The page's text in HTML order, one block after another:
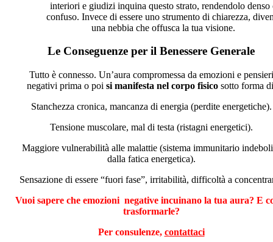
interiori e giudizi inquina questo strato, rendendolo denso
confuso. Invece di essere uno strumento di chiarezza,
una nebbia che offusca la tua visione.
Le Conseguenze per il Benessere Generale
Tutto è connesso. Un’aura compromessa da emozioni e pensieri
negativi prima o poi si manifesta nel corpo fisicosotto forma
Stanchezza cronica, mancanza di energia (perdite energetiche).
Tensione muscolare, mal di testa (ristagni energetici).
Maggiore vulnerabilità alle malattie (sistema immunitario
dalla fatica energetica).
Sensazione di essere “fuori fase”, irritabilità, difficoltà a
Vuoi sapere che emozioni negative incuinano la tua aura? E
trasformarle?
Per consulenze, contattaci